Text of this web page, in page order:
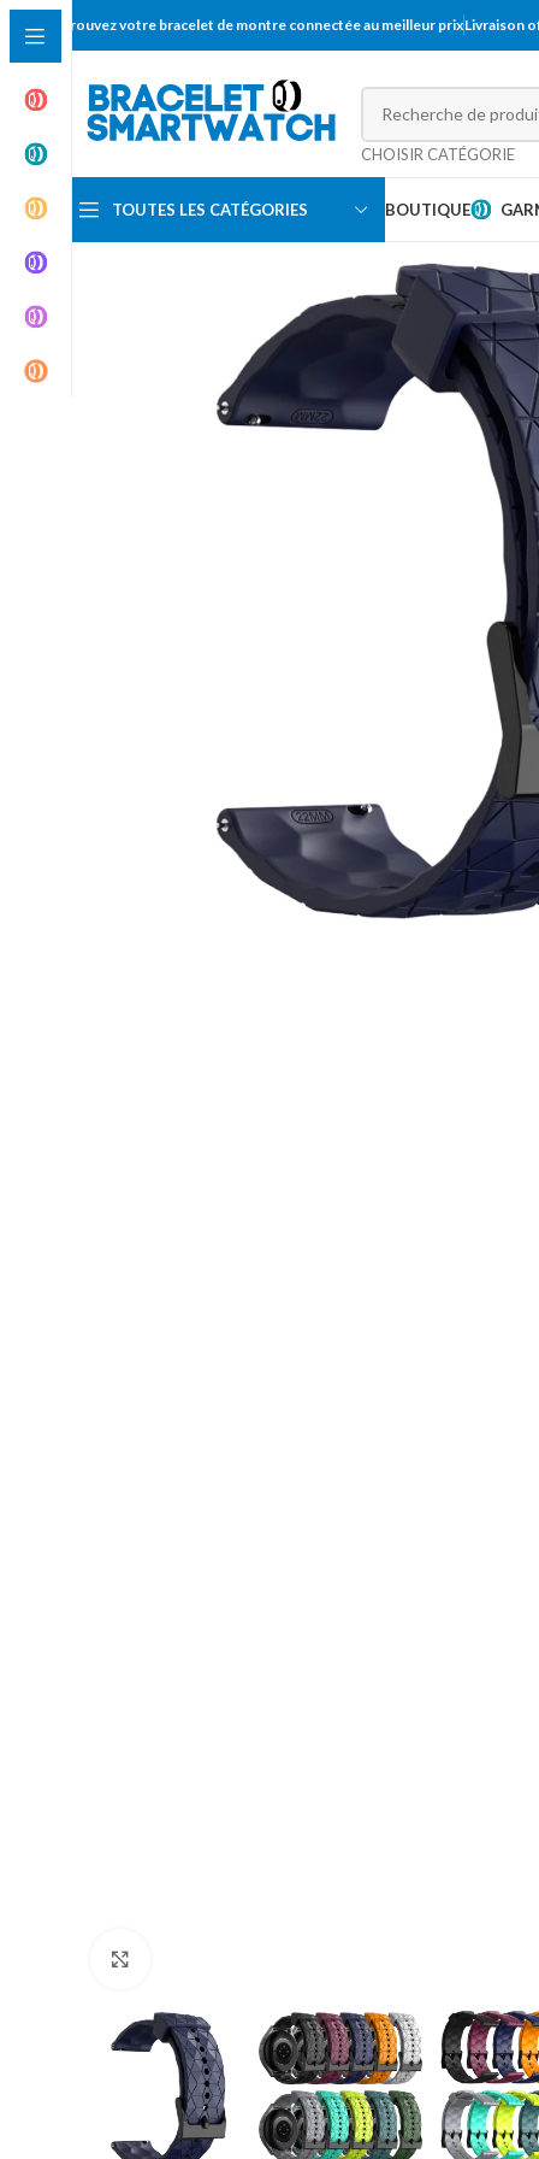
Trouvez votre bracelet de montre connectée au meilleur prixLivraison
CHOISIR CATÉGORIE
TOUTES LES CATÉGORIES BOUTIQUE